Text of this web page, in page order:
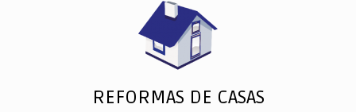
REFORMAS DE CASAS